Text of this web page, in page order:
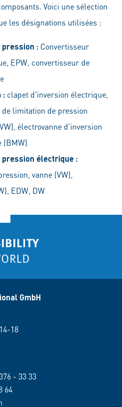
Voici une sélection
les désignations utilisées :
: Convertisseur
EPW, convertisseur de
: clapet d'inversion électrique,
de limitation de pression
électrovanne d'inversion
(BMW)
électrique :
vanne (VW),
EDW, DW
GmbH
18
- 33 33
64